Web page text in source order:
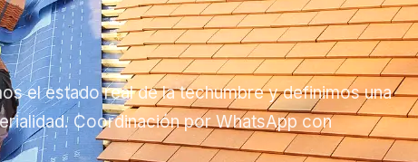
el estado real de la techumbre y definimos una
Coordinación por WhatsApp con